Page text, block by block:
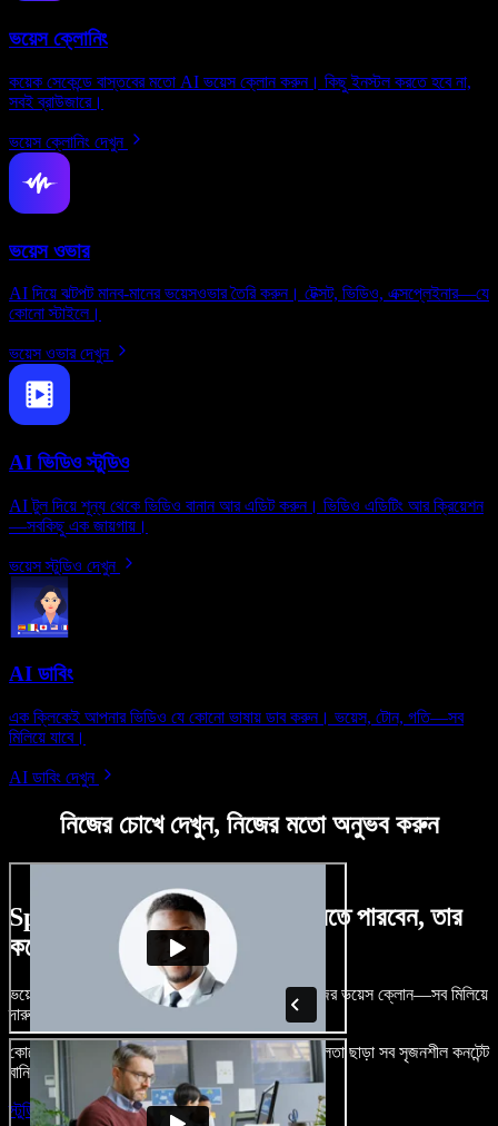
ভয়েস ক্লোনিং
কয়েক সেকেন্ডে বাস্তবের মতো AI ভয়েস ক্লোন করুন। কিছু ইনস্টল করতে হবে না,
সবই ব্রাউজারে।
ভয়েস ক্লোনিং দেখুন
ভয়েস ওভার
AI দিয়ে ঝটপট মানব-মানের ভয়েসওভার তৈরি করুন। টেক্সট, ভিডিও, এক্সপ্লেইনার—যে
কোনো স্টাইলে।
ভয়েস ওভার দেখুন
AI ভিডিও স্টুডিও
AI টুল দিয়ে শূন্য থেকে ভিডিও বানান আর এডিট করুন। ভিডিও এডিটিং আর ক্রিয়েশন
—সবকিছু এক জায়গায়।
ভয়েস স্টুডিও দেখুন
AI ডাবিং
এক ক্লিকেই আপনার ভিডিও যে কোনো ভাষায় ডাব করুন। ভয়েস, টোন, গতি—সব
মিলিয়ে যাবে।
AI ডাবিং দেখুন
নিজের চোখে দেখুন, নিজের মতো অনুভব করুন
Speechify Studio দিয়ে কী কী করতে পারবেন, তার
কয়েকটা উদাহরণ দেখুন
ভয়েসওভার, রয়্যালটি-ফ্রি ছবি, অডিও, ভিডিও যোগ, নিজের ভয়েস ক্লোন—সব মিলিয়ে
দারুণ মনে রাখার মতো অডিও-ভিডিও প্রজেক্ট বানান।
কোনো শেখার ঝামেলা নেই, শুধু ব্রাউজারে খুলুন—আর দুর্বলতা ছাড়া সব সৃজনশীল কনটেন্ট
বানিয়ে ফেলুন।
স্টুডিও চালু করুন